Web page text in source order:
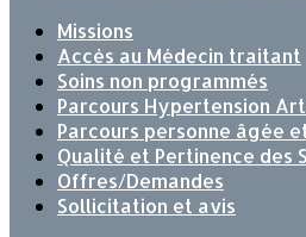
Missions
Accès au Médecin traitant
Soins non programmés
Parcours Hypertension
Parcours personne âgée et
Qualité et Pertinence des
Offres/Demandes
Sollicitation et avis